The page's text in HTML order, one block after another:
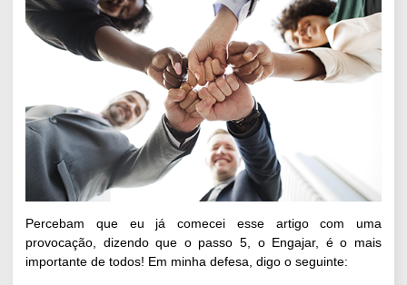
Percebam que eu já comecei esse artigo com uma
provocação, dizendo que o passo 5, o Engajar, é o mais
importante de todos! Em minha defesa, digo o seguinte: